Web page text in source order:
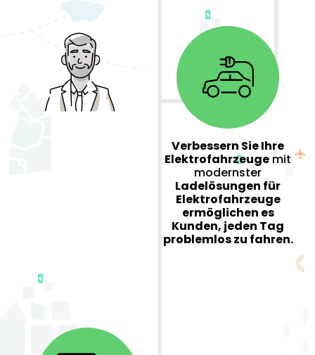
Verbessern Sie Ihre
Elektrofahrzeuge mit
modernster
Ladelösungen für
Elektrofahrzeuge
ermöglichen es
Kunden, jeden Tag
problemlos zu fahren.